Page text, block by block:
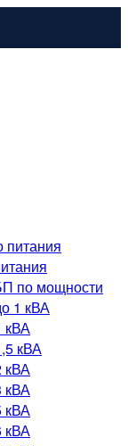
по мощности
1 кВА
кВА
кВА
кВА
кВА
кВА
кВА